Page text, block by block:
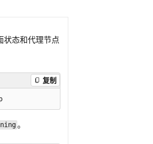
状态和代理节点
复制
。